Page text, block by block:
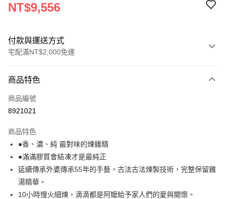
NT$9,556
付款與運送方式
宅配滿NT$2,000免運
信用卡一次付款
全盈+PAY
運送方式
宅配
每筆NT$120，滿NT$2,000(含以上)免運費
國家/地區配送
商品特色
商品編號
8921021
商品特色
●香、濃、純 最對味的煉雞精
●滿滿膠質會結凍才是最純正
延續傳承外婆傳承55年的手藝，古法古法煉製技術，完整保留雞
湯精華。
10小時慢火細煉，滴滴都是阿嬤給予家人們的愛與關懷。